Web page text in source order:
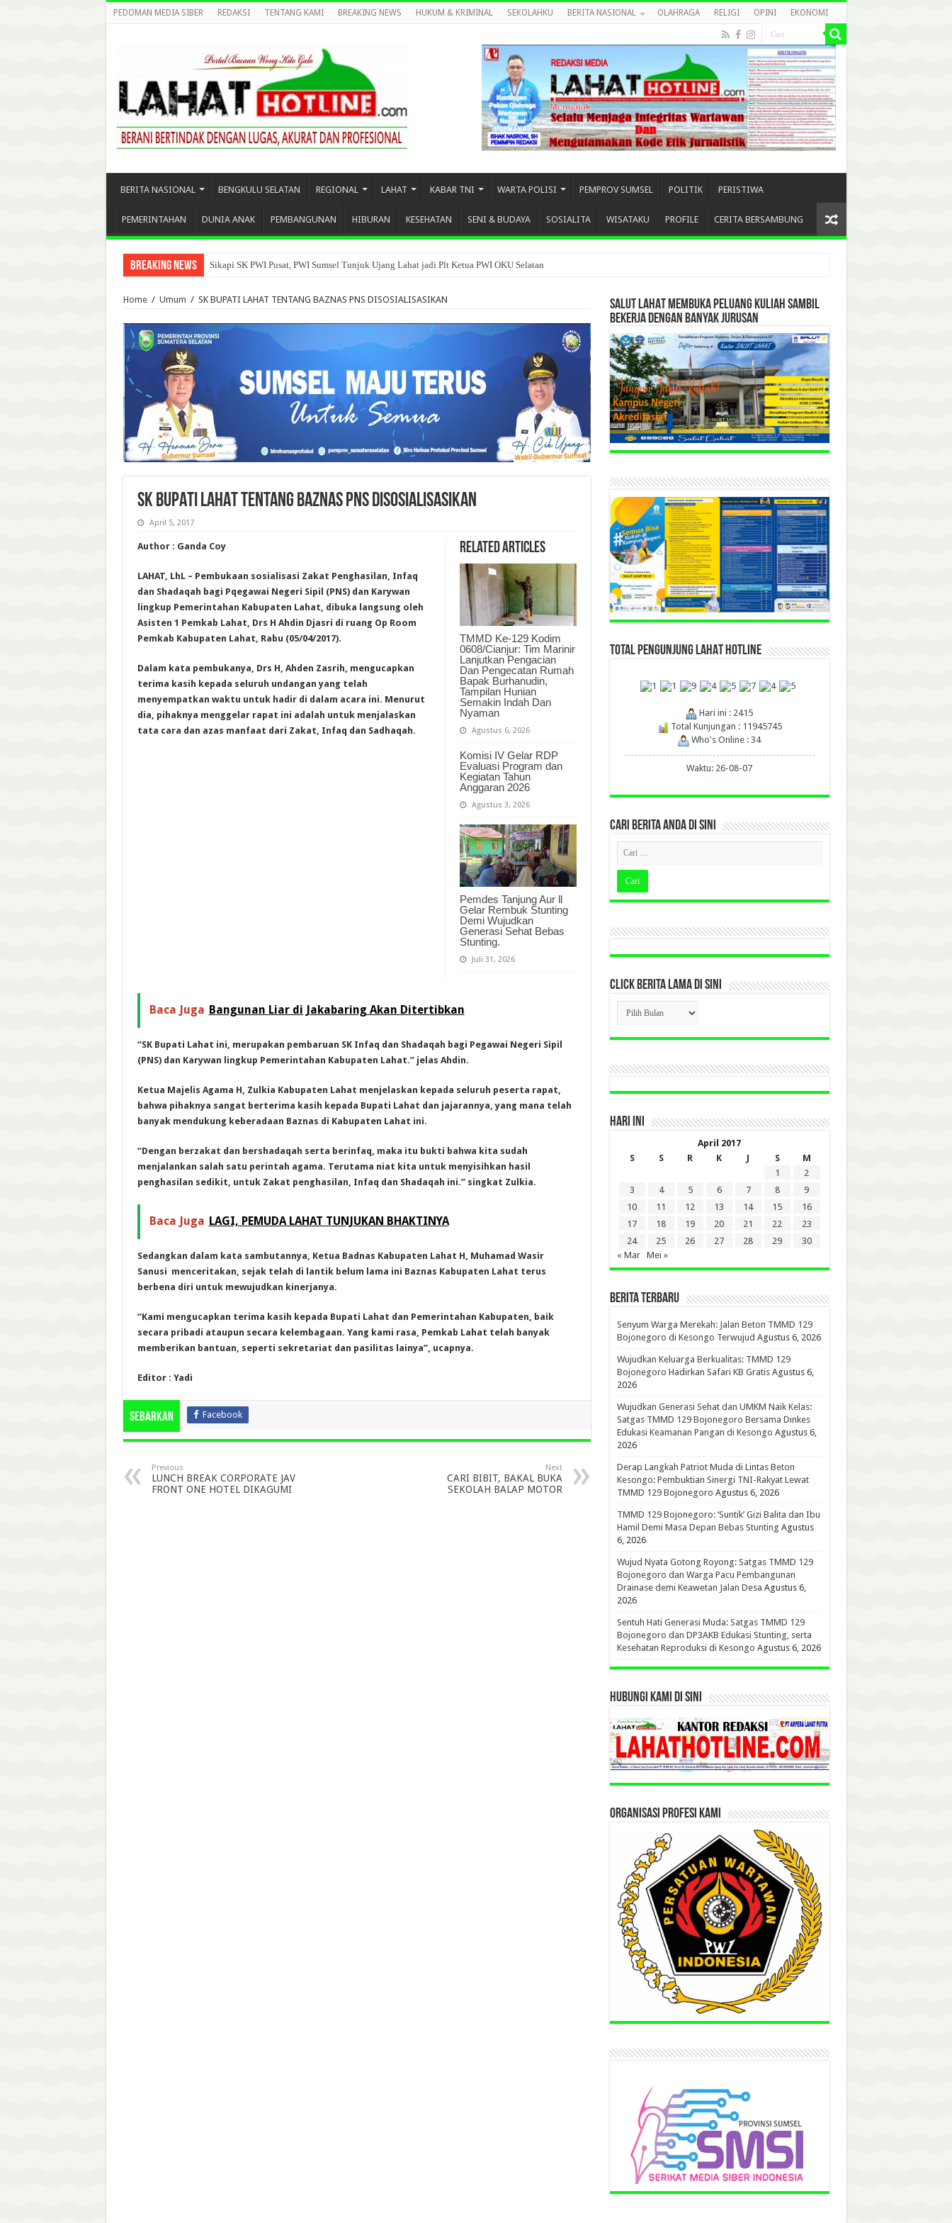
PEDOMAN MEDIA SIBER REDAKSI TENTANG KAMI BREAKING NEWS HUKUM & KRIMINAL SEKOLAHKU BERITA NASIONAL OLAHRAGA RELIGI OPINI EKONOMI
BERITA NASIONAL BENGKULU SELATAN REGIONAL LAHAT KABAR TNI WARTA POLISI PEMPROV SUMSEL POLITIK PERISTIWA
PEMERINTAHAN DUNIA ANAK PEMBANGUNAN HIBURAN KESEHATAN SENI & BUDAYA SOSIALITA WISATAKU PROFILE CERITA BERSAMBUNG
Breaking News Sikapi SK PWI Pusat, PWI Sumsel Tunjuk Ujang Lahat jadi Plt Ketua PWI OKU Selatan
Home / Umum / SK BUPATI LAHAT TENTANG BAZNAS PNS DISOSIALISASIKAN
SK BUPATI LAHAT TENTANG BAZNAS PNS DISOSIALISASIKAN
April 5, 2017
Related Articles
TMMD Ke-129 Kodim
0608/Cianjur: Tim Marinir
Lanjutkan Pengacian
Dan Pengecatan Rumah
Bapak Burhanudin,
Tampilan Hunian
Semakin Indah Dan
Nyaman
Agustus 6, 2026
Komisi IV Gelar RDP
Evaluasi Program dan
Kegiatan Tahun
Anggaran 2026
Agustus 3, 2026
Pemdes Tanjung Aur ll
Gelar Rembuk Stunting
Demi Wujudkan
Generasi Sehat Bebas
Stunting.
Juli 31, 2026
Author : Ganda Coy
LAHAT, LhL – Pembukaan sosialisasi Zakat Penghasilan, Infaq
dan Shadaqah bagi Pqegawai Negeri Sipil (PNS) dan Karywan
lingkup Pemerintahan Kabupaten Lahat, dibuka langsung oleh
Asisten 1 Pemkab Lahat, Drs H Ahdin Djasri di ruang Op Room
Pemkab Kabupaten Lahat, Rabu (05/04/2017).
Dalam kata pembukanya, Drs H, Ahden Zasrih, mengucapkan
terima kasih kepada seluruh undangan yang telah
menyempatkan waktu untuk hadir di dalam acara ini. Menurut
dia, pihaknya menggelar rapat ini adalah untuk menjalaskan
tata cara dan azas manfaat dari Zakat, Infaq dan Sadhaqah.
Baca Juga Bangunan Liar di Jakabaring Akan Ditertibkan
“SK Bupati Lahat ini, merupakan pembaruan SK Infaq dan Shadaqah bagi Pegawai Negeri Sipil
(PNS) dan Karywan lingkup Pemerintahan Kabupaten Lahat.” jelas Ahdin.
Ketua Majelis Agama H, Zulkia Kabupaten Lahat menjelaskan kepada seluruh peserta rapat,
bahwa pihaknya sangat berterima kasih kepada Bupati Lahat dan jajarannya, yang mana telah
banyak mendukung keberadaan Baznas di Kabupaten Lahat ini.
“Dengan berzakat dan bershadaqah serta berinfaq, maka itu bukti bahwa kita sudah
menjalankan salah satu perintah agama. Terutama niat kita untuk menyisihkan hasil
penghasilan sedikit, untuk Zakat penghasilan, Infaq dan Shadaqah ini.” singkat Zulkia.
Baca Juga LAGI, PEMUDA LAHAT TUNJUKAN BHAKTINYA
Sedangkan dalam kata sambutannya, Ketua Badnas Kabupaten Lahat H, Muhamad Wasir
Sanusi menceritakan, sejak telah di lantik belum lama ini Baznas Kabupaten Lahat terus
berbena diri untuk mewujudkan kinerjanya.
“Kami mengucapkan terima kasih kepada Bupati Lahat dan Pemerintahan Kabupaten, baik
secara pribadi ataupun secara kelembagaan. Yang kami rasa, Pemkab Lahat telah banyak
memberikan bantuan, seperti sekretariat dan pasilitas lainya”, ucapnya.
Editor : Yadi
Sebarkan Facebook
Previous
LUNCH BREAK CORPORATE JAV
FRONT ONE HOTEL DIKAGUMI
Next
CARI BIBIT, BAKAL BUKA
SEKOLAH BALAP MOTOR
SALUT LAHAT MEMBUKA PELUANG KULIAH SAMBIL
BEKERJA DENGAN BANYAK JURUSAN
TOTAL PENGUNJUNG LAHAT HOTLINE
Hari ini : 2415
Total Kunjungan : 11945745
Who's Online : 34
Waktu: 26-08-07
CARI BERITA ANDA DI SINI
CLICK BERITA LAMA DI SINI
CLICK
BERITA
LAMA
DI
HARI INI
April 2017
S
S R K J S
M
1
2
3
4 5 6 7 8
9
10
11 12 13 14 15
16
17
18 19 20 21 22
23
24
25 26 27 28 29
30
« Mar
Mei »
BERITA TERBARU
Senyum Warga Merekah: Jalan Beton TMMD 129
Bojonegoro di Kesongo Terwujud Agustus 6, 2026
Wujudkan Keluarga Berkualitas: TMMD 129
Bojonegoro Hadirkan Safari KB Gratis Agustus 6,
2026
Wujudkan Generasi Sehat dan UMKM Naik Kelas:
Satgas TMMD 129 Bojonegoro Bersama Dinkes
Edukasi Keamanan Pangan di Kesongo Agustus 6,
2026
Derap Langkah Patriot Muda di Lintas Beton
Kesongo: Pembuktian Sinergi TNI-Rakyat Lewat
TMMD 129 Bojonegoro Agustus 6, 2026
TMMD 129 Bojonegoro: ‘Suntik’ Gizi Balita dan Ibu
Hamil Demi Masa Depan Bebas Stunting Agustus
6, 2026
Wujud Nyata Gotong Royong: Satgas TMMD 129
Bojonegoro dan Warga Pacu Pembangunan
Drainase demi Keawetan Jalan Desa Agustus 6,
2026
Sentuh Hati Generasi Muda: Satgas TMMD 129
Bojonegoro dan DP3AKB Edukasi Stunting, serta
Kesehatan Reproduksi di Kesongo Agustus 6, 2026
HUBUNGI KAMI DI SINI
ORGANISASI PROFESI KAMI